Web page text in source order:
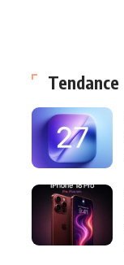
Tendance